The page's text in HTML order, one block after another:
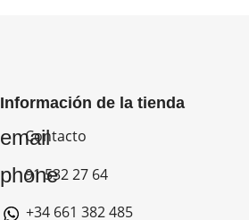
Información de la tienda
email
Contacto
phone
91 532 27 64
+34 661 382 485